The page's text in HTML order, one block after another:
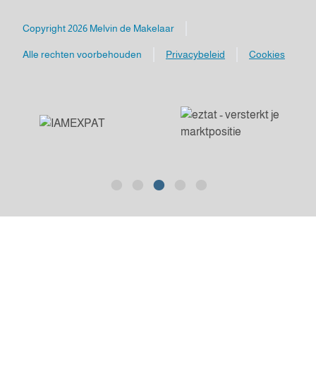
Mailadres
Luxemburgpromenade 4
3541 DC Utrecht
Copyright 2026 Melvin de Makelaar
Alle rechten voorbehouden Privacybeleid Cookies